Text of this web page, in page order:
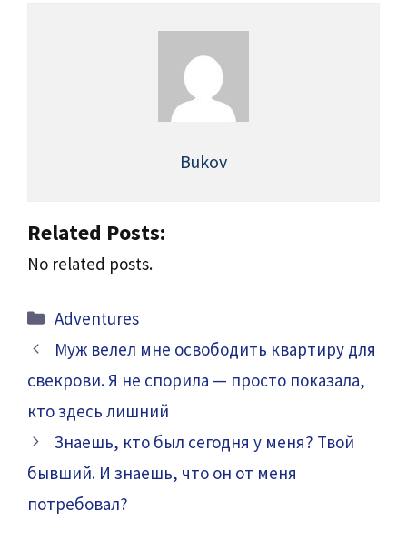
Bukov
Related Posts:
No related posts.
Categories
Adventures
Муж велел мне освободить квартиру для
свекрови. Я не спорила — просто показала,
кто здесь лишний
Знаешь, кто был сегодня у меня? Твой
бывший. И знаешь, что он от меня
потребовал?